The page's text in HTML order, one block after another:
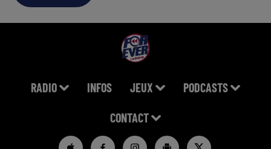
RADIO INFOS JEUX PODCASTS
CONTACT